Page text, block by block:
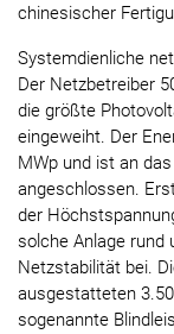
chinesischer
Systemdienliche
Der Netzbetreiber
die größte
eingeweiht. Der
MWp und ist an
angeschlossen.
der
solche Anlage rund
Netzstabilität bei.
ausgestatteten
sogenannte